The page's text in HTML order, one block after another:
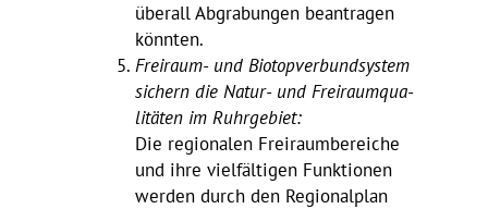
überall Abgra­bungen bean­tragen
könnten.
Frei­raum- und Biotop­ver­bund­system
sichern die Natur- und Frei­raum­qua­
li­täten im Ruhrgebiet:
Die regio­nalen Frei­raum­be­reiche
und ihre viel­fäl­tigen Funk­tionen
werden durch den Regio­nal­plan